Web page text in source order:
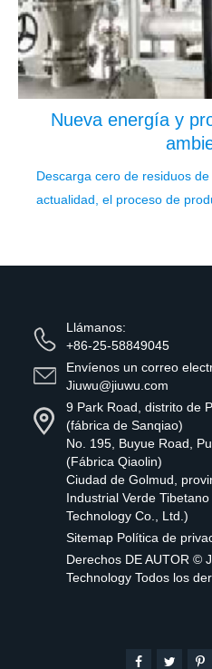
Nueva energía y
Descarga cero de residuos
actualidad, el proceso de
hierro adopta principalmente
el método de sodio, y cada
hierro produce...
Llámanos:
+86-25-58849045
Envíenos un correo
Jiuwu@jiuwu.com
9 Park Road, distrito de
(fábrica de Sanqiao)
No. 195, Buyue Road,
(Fábrica Qiaolin)
Ciudad de Golmud,
Industrial Verde
Technology Co., Ltd.)
Sitemap Política de
Derechos DE AUTOR ©
Technology Todos los